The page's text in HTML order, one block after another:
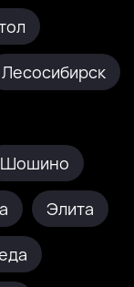
Лесосибирск
Шошино
Элита